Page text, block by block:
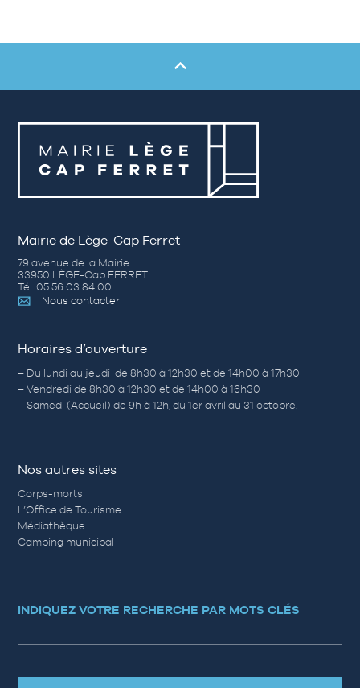
Mairie de Lège-Cap Ferret
79 avenue de la Mairie
33950 LÈGE-Cap FERRET
Tél. 05 56 03 84 00
Nous contacter
Horaires d’ouverture
– Du lundi au jeudi de 8h30 à 12h30 et de 14h00 à 17h30
– Vendredi de 8h30 à 12h30 et de 14h00 à 16h30
– Samedi (Accueil) de 9h à 12h, du 1er avril au 31 octobre.
Nos autres sites
Corps-morts
L’Office de Tourisme
Médiathèque
Camping municipal
INDIQUEZ VOTRE RECHERCHE PAR MOTS CLÉS